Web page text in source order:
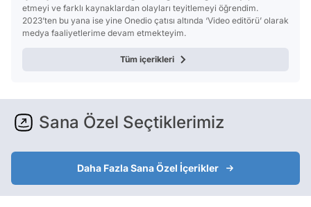
etmeyi ve farklı kaynaklardan olayları teyitlemeyi öğrendim.
2023’ten bu yana ise yine Onedio çatısı altında ‘Video editörü’ olarak
medya faaliyetlerime devam etmekteyim.
Tüm içerikleri
Sana Özel Seçtiklerimiz
Daha Fazla Sana Özel İçerikler